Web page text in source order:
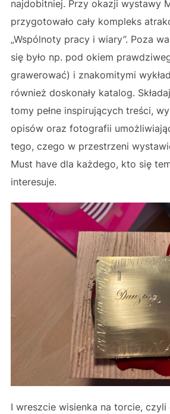
najdobitniej. Przy okazji wystawy
przygotowało cały kompleks
„Wspólnoty pracy i wiary”. Poza
się było np. pod okiem
grawerować) i znakomitymi
również doskonały katalog.
tomy pełne inspirujących treści,
opisów oraz fotografii
tego, czego w przestrzeni
Must have dla każdego, kto się
interesuje.
I wreszcie wisienka na torcie,